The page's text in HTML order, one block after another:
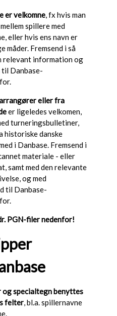
er velkomne, fx hvis man
spillere med
eller hvis ens navn er
måder. Fremsend i så
relevant information og
Danbase-
eller fra
er ligeledes velkomen,
turneringsbulletiner,
historiske danske
i Danbase. Fremsend i
materiale - eller
samt med den relevante
og med
til Danbase-
PGN-filer nedenfor!
og specialtegn benyttes
felter, bl.a. spillernavne